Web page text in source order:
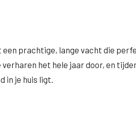
een prachtige, lange vacht die
het hele jaar door, en
in je huis ligt.